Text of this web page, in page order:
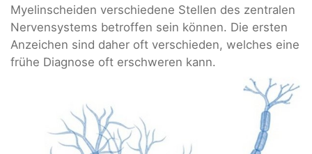
Myelinscheiden verschiedene Stellen des zentralen
Nervensystems betroffen sein können. Die ersten
Anzeichen sind daher oft verschieden, welches eine
frühe Diagnose oft erschweren kann.